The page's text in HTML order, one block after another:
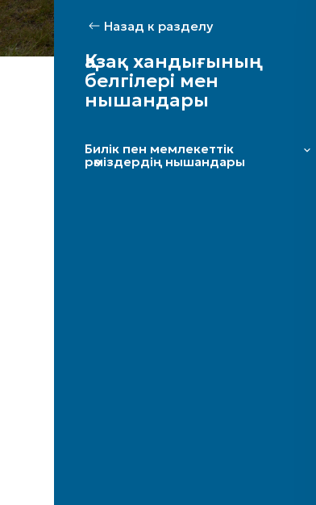
Назад к разделу
Қазақ хандығының
белгілері мен
нышандары
Билік пен мемлекеттік
рәміздердің нышандары